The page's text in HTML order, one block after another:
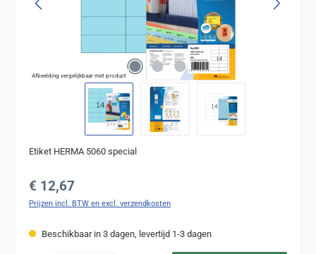
Afbeelding vergelijkbaar met product
Etiket HERMA 5060 special
Normale prijs:
€ 12,67
Prijzen incl. BTW en excl. verzendkosten
Beschikbaar in 3 dagen, levertijd 1-3 dagen